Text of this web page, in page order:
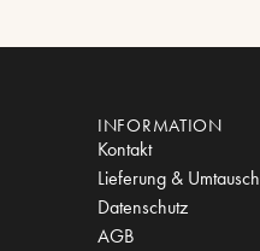
INFORMATION
Kontakt
Lieferung & Umtausch
Datenschutz
AGB